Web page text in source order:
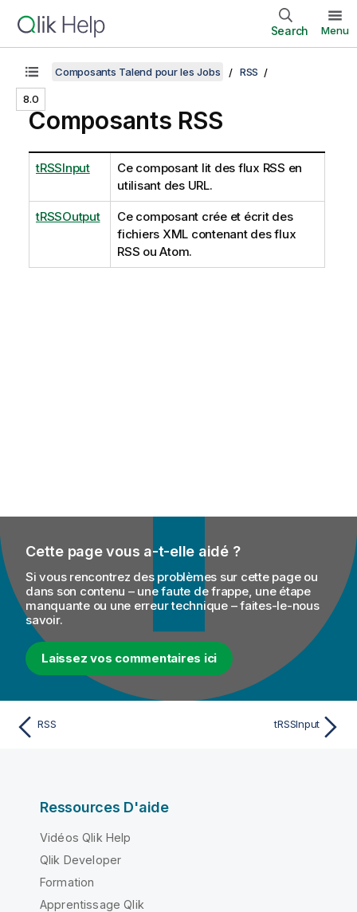
Search Menu
8.0
Composants Talend pour les Jobs RSS
Composants RSS
tRSSInput
Ce composant lit des flux RSS en
utilisant des URL.
tRSSOutput
Ce composant crée et écrit des
fichiers XML contenant des flux
RSS ou Atom.
Cette page vous a-t-elle aidé ?
Si vous rencontrez des problèmes sur cette page ou
dans son contenu – une faute de frappe, une étape
manquante ou une erreur technique – faites-le-nous
savoir.
Laissez vos commentaires ici
RSS tRSSInput
Ressources D'aide
Vidéos Qlik Help
Qlik Developer
Formation
Apprentissage Qlik